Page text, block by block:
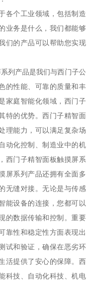
各个工业领域，包括制造
业务是什么，我们都能够
们的产品可以帮助您实现
产品是我们与西门子公
的性能、可靠的质量和丰
家庭智能化领域，西门子
特的优势。西门子精智面
理能力，可以满足复杂场
动化控制、制造业中的机
西门子精智面板触摸屏系
屏系列产品还拥有全面多
无缝对接。无论是与传感
能设备的连接，您都可以
的数据传输和控制。重要
靠性和稳定性方面表现出
试和验证，确保在恶劣环
活提供了安心的保障。西
科技、自动化科技、机电